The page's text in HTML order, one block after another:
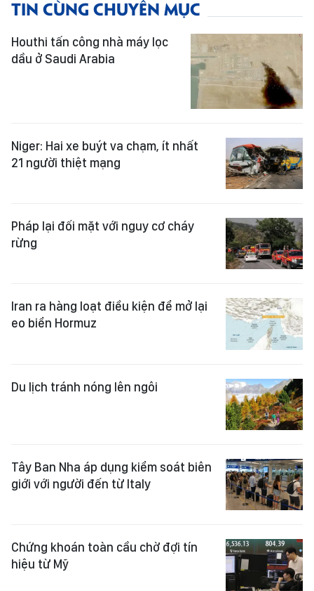
TIN CÙNG CHUYÊN MỤC
Houthi tấn công nhà máy lọc
dầu ở Saudi Arabia
Niger: Hai xe buýt va chạm, ít nhất
21 người thiệt mạng
Pháp lại đối mặt với nguy cơ cháy
rừng
Iran ra hàng loạt điều kiện để mở lại
eo biển Hormuz
Du lịch tránh nóng lên ngôi
Tây Ban Nha áp dụng kiểm soát biên
giới với người đến từ Italy
Chứng khoán toàn cầu chờ đợi tín
hiệu từ Mỹ